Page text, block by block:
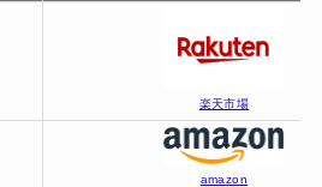
楽天市場
amazon